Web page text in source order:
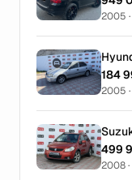
2005
184
2005
499
2008